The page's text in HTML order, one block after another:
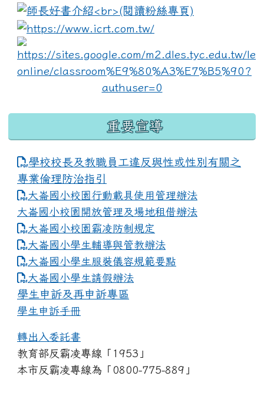
link to https://
重要宣導
學校校長及教職員工違反與性或性別有關之
專業倫理防治指引
大崙國小校園行動載具使用管理辦法
大崙國小校園開放管理及場地租借辦法
大崙國小校園霸凌防制規定
大崙國小學生輔導與管教辦法
大崙國小學生服裝儀容規範要點
link to https://www.dles.tyc.edu.tw/uploads/
大崙國小學生請假辦法
學生申訴及再申訴專區
學生申訴手冊
轉出入委託書
教育部反霸凌專線「1953」
本市反霸凌專線為「0800-775-889」